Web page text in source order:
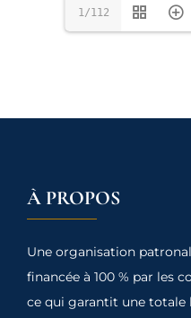
1/112
À PROPOS
Une organisation
financée à 100 % par les
ce qui garantit une totale